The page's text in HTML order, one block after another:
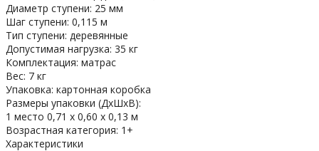
Диаметр ступени: 25 мм
Шаг ступени: 0,115 м
Тип ступени: деревянные
Допустимая нагрузка: 35 кг
Комплектация: матрас
Вес: 7 кг
Упаковка: картонная коробка
Размеры упаковки (ДхШхВ):
1 место 0,71 х 0,60 х 0,13 м
Возрастная категория: 1+
Характеристики